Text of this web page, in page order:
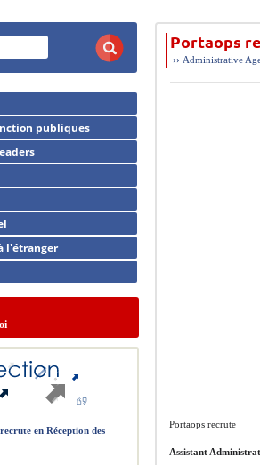
Portaops
›› Administrative
Portaops recrute
Assistant
publiques
l'étranger
en Réception des